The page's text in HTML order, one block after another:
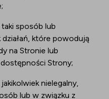
sposób lub
które powodują
na Stronie lub
Strony;
nielegalny,
lub w związku z